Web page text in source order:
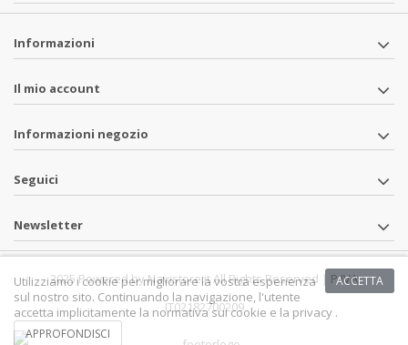
Informazioni
Il mio account
Informazioni negozio
Seguici
Newsletter
2025 Powered by Navistore.it All Rights Reserved | P.IVA
IT02182700209
ACCETTA
Utilizziamo i cookie per migliorare la vostra esperienza
sul nostro sito. Continuando la navigazione, l'utente
accetta implicitamente la normativa sui cookie e la privacy .
APPROFONDISCI